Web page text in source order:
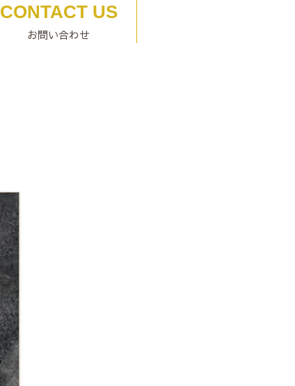
CONTACT US
お問い合わせ